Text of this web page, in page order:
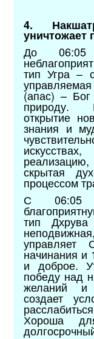
4.
уничтожает
До 06:05
тип Угра –
(апас) –
природу.
открытие
знания и
реализацию,
скрытая
процессом
С 06:05
тип Дхрува
начинания и
и доброе.
победу над
желаний и
создает
Хороша